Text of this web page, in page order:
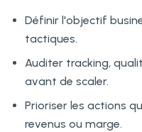
Définir l'objectif
tactiques.
Auditer tracking,
avant de scaler.
Prioriser les actions
revenus ou marge.